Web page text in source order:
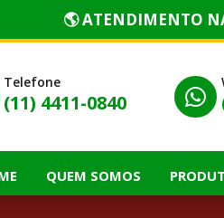
🌎 ATENDIMENTO
Telefone
(11) 4411-0840 
QUEM SOMOS